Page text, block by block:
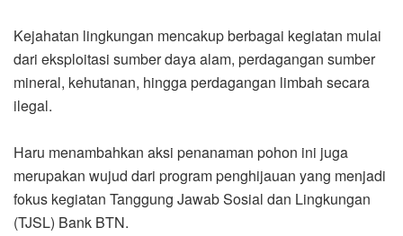
Kejahatan lingkungan mencakup berbagai kegiatan mulai
dari eksploitasi sumber daya alam, perdagangan sumber
mineral, kehutanan, hingga perdagangan limbah secara
ilegal.
Haru menambahkan aksi penanaman pohon ini juga
merupakan wujud dari program penghijauan yang menjadi
fokus kegiatan Tanggung Jawab Sosial dan Lingkungan
(TJSL) Bank BTN.